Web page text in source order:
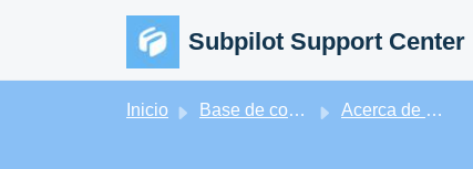
Subpilot Support Center
Inicio Base de conocimientos Acerca de Subpilot